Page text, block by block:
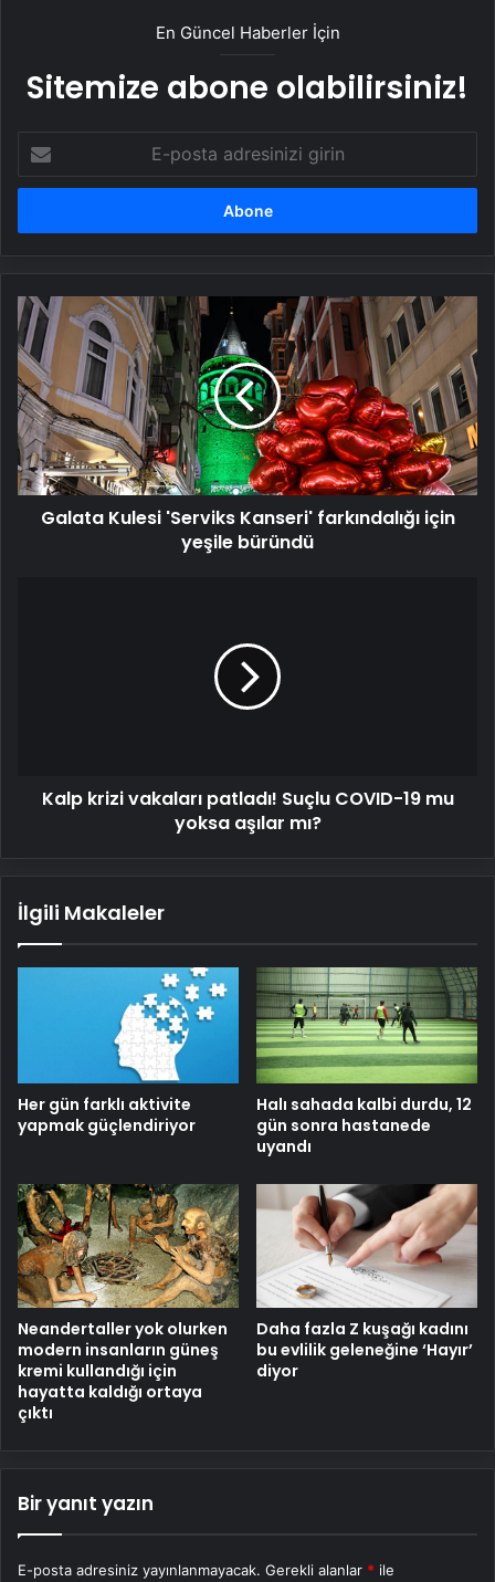
En Güncel Haberler İçin
Sitemize abone olabilirsiniz!
posta
adresinizi
Galata
Kulesi
'Serviks
Kanseri'
farkındalığı
için
yeşile
büründü
Galata Kulesi 'Serviks Kanseri' farkındalığı için
yeşile büründü
aşılarKalp krizi vakaları patladı! Suçlu COVID-19 mu
yoksa aşılar mı?
İlgili Makaleler
Her gün farklı aktivite
yapmak güçlendiriyor
Halı sahada kalbi durdu, 12
gün sonra hastanede
uyandı
Neandertaller yok olurken
modern insanların güneş
kremi kullandığı için
hayatta kaldığı ortaya
çıktı
Daha fazla Z kuşağı kadını
bu evlilik geleneğine ‘Hayır’
diyor
Bir yanıt yazın
E-posta adresiniz yayınlanmayacak. Gerekli alanlar * ile